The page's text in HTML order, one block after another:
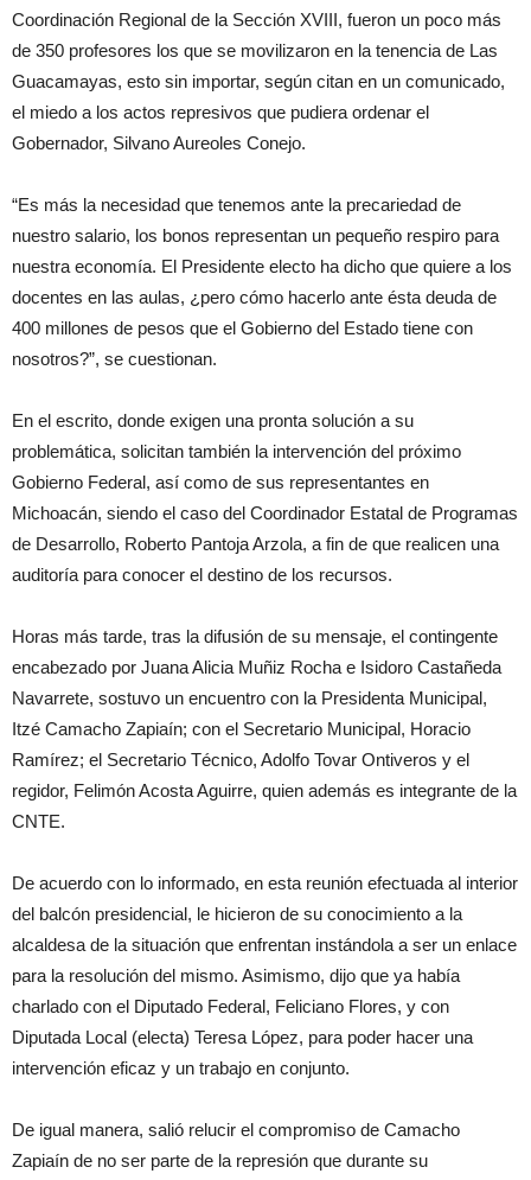
Coordinación Regional de la Sección XVIII, fueron un poco más
de 350 profesores los que se movilizaron en la tenencia de Las
Guacamayas, esto sin importar, según citan en un comunicado,
el miedo a los actos represivos que pudiera ordenar el
Gobernador, Silvano Aureoles Conejo.
“Es más la necesidad que tenemos ante la precariedad de
nuestro salario, los bonos representan un pequeño respiro para
nuestra economía. El Presidente electo ha dicho que quiere a los
docentes en las aulas, ¿pero cómo hacerlo ante ésta deuda de
400 millones de pesos que el Gobierno del Estado tiene con
nosotros?”, se cuestionan.
En el escrito, donde exigen una pronta solución a su
problemática, solicitan también la intervención del próximo
Gobierno Federal, así como de sus representantes en
Michoacán, siendo el caso del Coordinador Estatal de Programas
de Desarrollo, Roberto Pantoja Arzola, a fin de que realicen una
auditoría para conocer el destino de los recursos.
Horas más tarde, tras la difusión de su mensaje, el contingente
encabezado por Juana Alicia Muñiz Rocha e Isidoro Castañeda
Navarrete, sostuvo un encuentro con la Presidenta Municipal,
Itzé Camacho Zapiaín; con el Secretario Municipal, Horacio
Ramírez; el Secretario Técnico, Adolfo Tovar Ontiveros y el
regidor, Felimón Acosta Aguirre, quien además es integrante de la
CNTE.
De acuerdo con lo informado, en esta reunión efectuada al interior
del balcón presidencial, le hicieron de su conocimiento a la
alcaldesa de la situación que enfrentan instándola a ser un enlace
para la resolución del mismo. Asimismo, dijo que ya había
charlado con el Diputado Federal, Feliciano Flores, y con
Diputada Local (electa) Teresa López, para poder hacer una
intervención eficaz y un trabajo en conjunto.
De igual manera, salió relucir el compromiso de Camacho
Zapiaín de no ser parte de la represión que durante su